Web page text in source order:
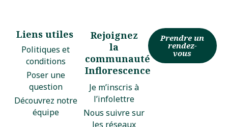
Liens utiles
Politiques et
conditions
Poser une
question
Découvrez notre
équipe
Rejoignez
la
communauté
Inflorescence
Je m’inscris à
l’infolettre
Nous suivre sur
les réseaux
Prendre un
rendez-
vous